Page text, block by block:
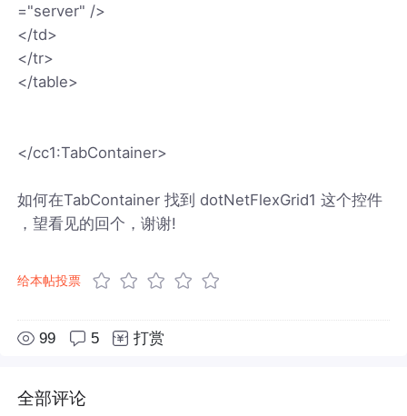
="server" />
</td>
</tr>
</table>
</cc1:TabContainer>
如何在TabContainer 找到 dotNetFlexGrid1 这个控件
，望看见的回个，谢谢!
给本帖投票
99 5 打赏
全部评论